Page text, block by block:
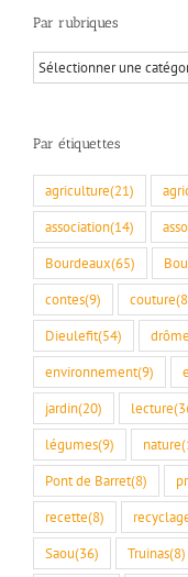
Par rubriques
Par
rubriques
Par étiquettes
agriculture(21)
association(14)
Bourdeaux(65)
contes(9) couture
Dieulefit(54) drôme
environnement(9)
jardin(20) lecture
légumes(9) nature
Pont de Barret(8)
recette(8)
Saou(36) Truinas(8)